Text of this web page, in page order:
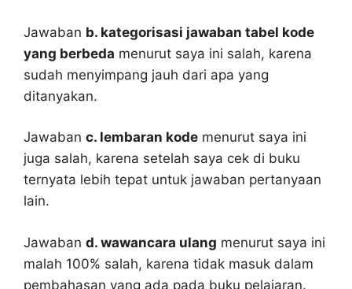
Jawaban b. kategorisasi jawaban tabel kode
yang berbeda menurut saya ini salah, karena
sudah menyimpang jauh dari apa yang
ditanyakan.
Jawaban c. lembaran kode menurut saya ini
juga salah, karena setelah saya cek di buku
ternyata lebih tepat untuk jawaban pertanyaan
lain.
Jawaban d. wawancara ulang menurut saya ini
malah 100% salah, karena tidak masuk dalam
pembahasan yang ada pada buku pelajaran.